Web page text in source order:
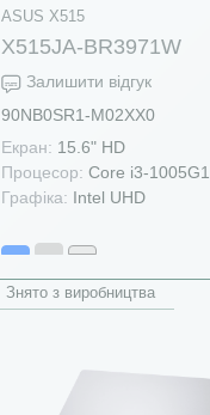
ASUS X515
X515JA-BR3971W
Залишити відгук
90NB0SR1-M02XX0
Екран: 15.6" HD
Процесор: Core i3-1005G1
Графіка: Intel UHD
Знято з виробництва